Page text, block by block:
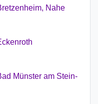
Nahe
Münster am Stein-